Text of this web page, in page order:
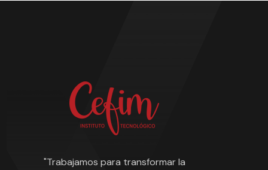
"Trabajamos para transformar la